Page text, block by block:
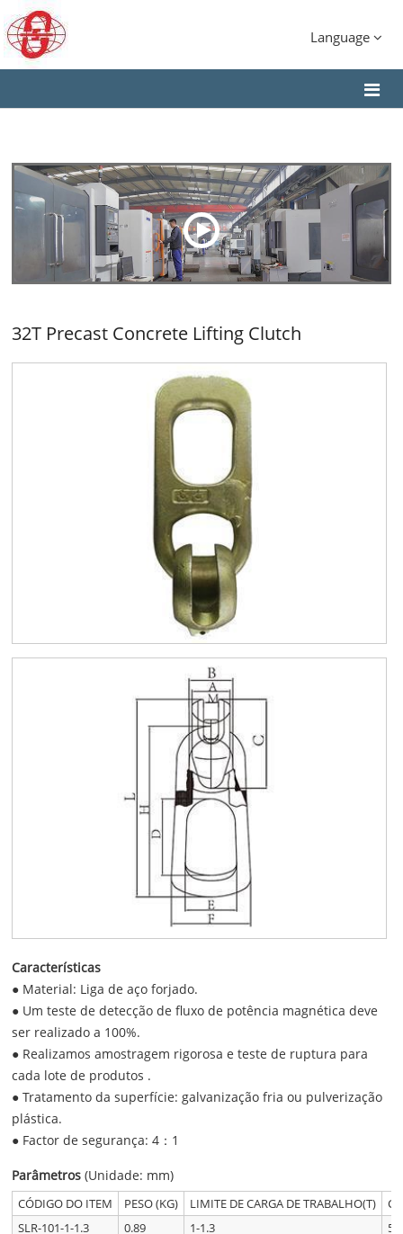
Language
32T Precast Concrete Lifting Clutch
Características
● Material: Liga de aço forjado.
● Um teste de detecção de fluxo de potência magnética deve
ser realizado a 100%.
● Realizamos amostragem rigorosa e teste de ruptura para
cada lote de produtos .
● Tratamento da superfície: galvanização fria ou pulverização
plástica.
● Factor de segurança: 4：1
Parâmetros (Unidade: mm)
CÓDIGO DO ITEM PESO (KG) LIMITE DE CARGA DE TRABALHO(T)
SLR-101-1-1.3
0.89 1-1.3
5.2